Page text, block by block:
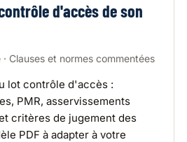
d'accès de son
Clauses et normes commentées
lot contrôle d'accès :
PMR, asservissements
critères de jugement des
PDF à adapter à votre